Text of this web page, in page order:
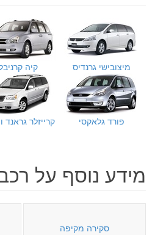
מיצובישי גרנדיס קיה
פורד גלאקסי קרייזלר גראנד
מידע נוסף על
סקירה מקיפה